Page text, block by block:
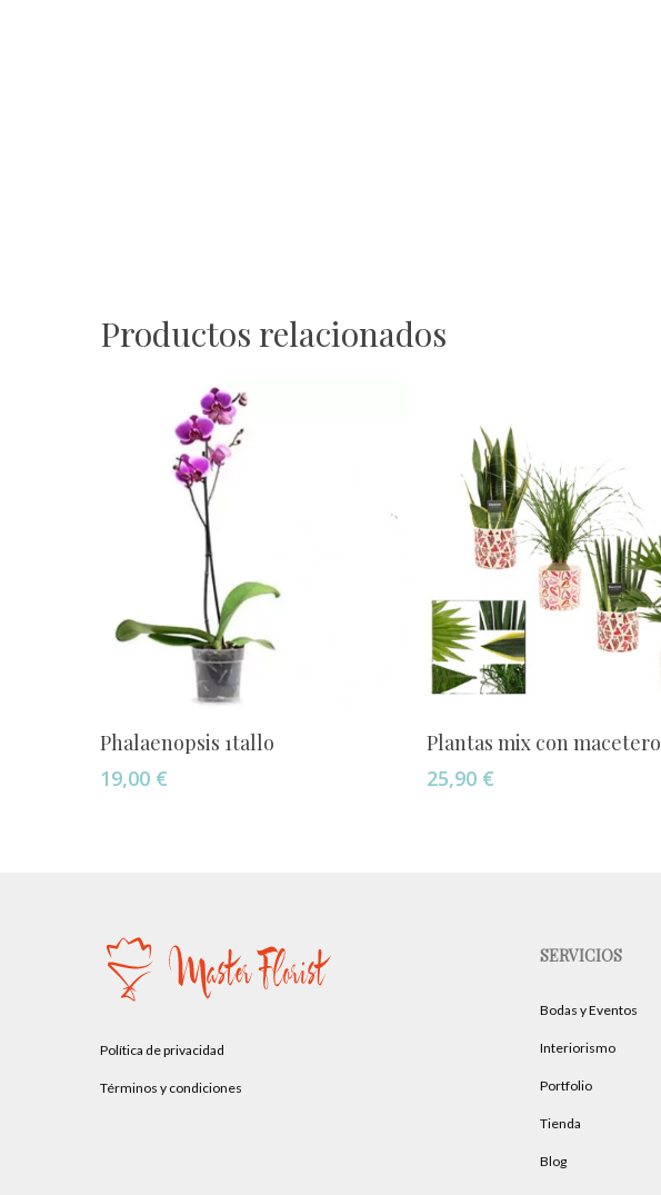
Productos relacionados
Añadir Al Carrito
Phalaenopsis 1tallo
19,00 €
Añadir Al Carrito
Plantas mix con macetero
25,90 €
Política de privacidad
Términos y condiciones
SERVICIOS
Bodas y Eventos
Interiorismo
Portfolio
Tienda
Blog